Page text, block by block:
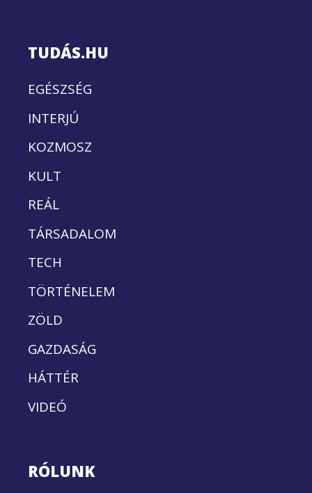
TUDÁS.HU
EGÉSZSÉG
INTERJÚ
KOZMOSZ
KULT
REÁL
TÁRSADALOM
TECH
TÖRTÉNELEM
ZÖLD
GAZDASÁG
HÁTTÉR
VIDEÓ
RÓLUNK